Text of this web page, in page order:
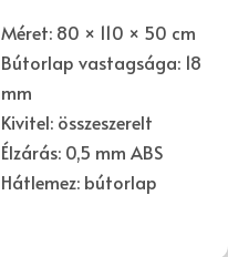
Méret: 80 × 110 × 50 cm
Bútorlap vastagsága: 18
mm
Kivitel: összeszerelt
Élzárás: 0,5 mm ABS
Hátlemez: bútorlap